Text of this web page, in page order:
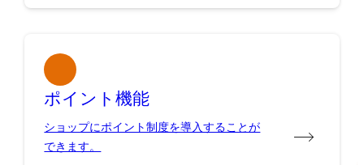
ポイント機能
ショップにポイント制度を導入することが
できます。